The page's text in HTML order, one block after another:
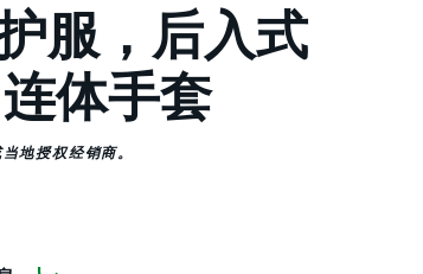
服，后入式
体手套
地授权经销商。